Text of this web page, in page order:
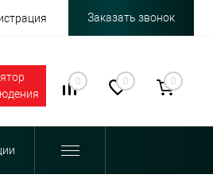
Заказать звонок
0 0 0